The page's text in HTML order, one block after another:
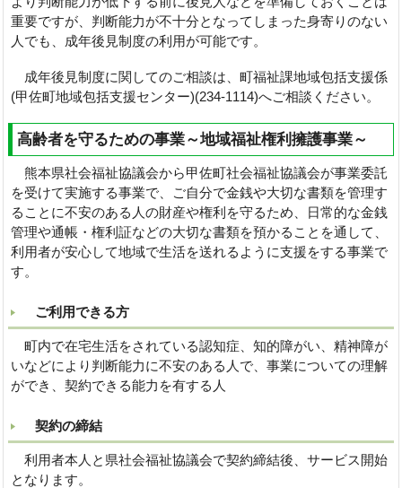
重要ですが、判断能力が不十分となってしまった身寄りのない
人でも、成年後見制度の利用が可能です。
成年後見制度に関してのご相談は、町福祉課地域包括支援係
(甲佐町地域包括支援センター)(234-1114)へご相談ください。
高齢者を守るための事業～地域福祉権利擁護事業～
熊本県社会福祉協議会から甲佐町社会福祉協議会が事業委託
を受けて実施する事業で、ご自分で金銭や大切な書類を管理す
ることに不安のある人の財産や権利を守るため、日常的な金銭
管理や通帳・権利証などの大切な書類を預かることを通して、
利用者が安心して地域で生活を送れるように支援をする事業で
す。
ご利用できる方
町内で在宅生活をされている認知症、知的障がい、精神障が
いなどにより判断能力に不安のある人で、事業についての理解
ができ、契約できる能力を有する人
契約の締結
利用者本人と県社会福祉協議会で契約締結後、サービス開始
となります。